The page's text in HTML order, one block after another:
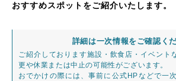
おすすめスポットをご紹介いたします。
詳細は一次情報をご確認く
ご紹介しております施設・飲食店・イベント
更や休業または中止の可能性がございます。
おでかけの際には、事前に公式HPなどで一